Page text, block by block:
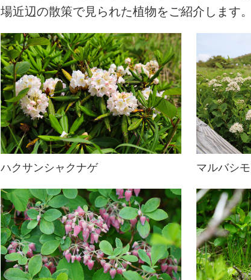
場近辺の散策で見られた植物をご紹介します。
ハクサンシャクナゲ マルバシ